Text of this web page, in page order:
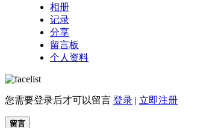
相册
记录
分享
留言板
个人资料
您需要登录后才可以留言 登录 | 立即注册
留言